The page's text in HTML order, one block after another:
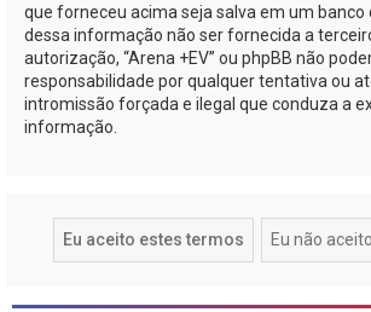
que forneceu acima seja salva em um banco
dessa informação não ser fornecida a
autorização, “Arena +EV” ou phpBB não
responsabilidade por qualquer tentativa ou
intromissão forçada e ilegal que conduza a
informação.